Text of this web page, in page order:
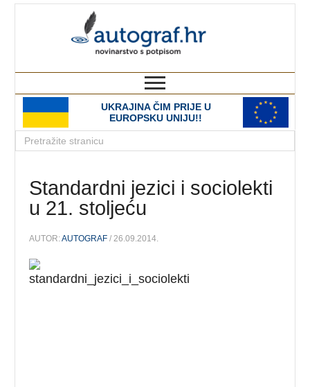
UKRAJINA ČIM PRIJE U
EUROPSKU UNIJU!!
Standardni jezici i sociolekti
u 21. stoljeću
AUTOR:AUTOGRAF / 26.09.2014.